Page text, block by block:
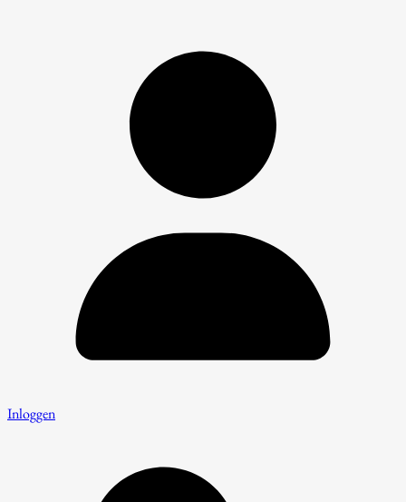
Inloggen